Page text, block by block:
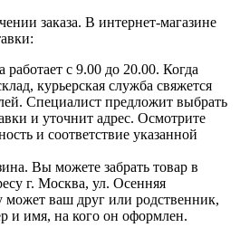
заказа. В интернет-магазине
работает с 9.00 до 20.00. Когда
курьерская служба свяжется
Специалист предложит выбрать
и уточнит адрес. Осмотрите
и соответствие указанной
Вы можете забрать товар в
г. Москва, ул. Осенняя
может ваш друг или родственник,
и имя, на кого он оформлен.